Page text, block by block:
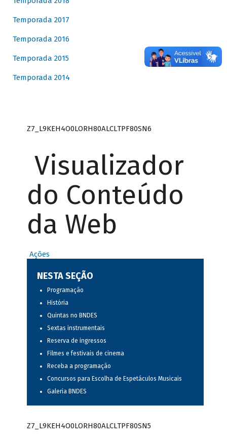
Temporada 2017
Temporada 2016
Temporada 2015
Temporada 2014
Z7_L9KEH4O0LORH80ALCLTPF80SN6
Visualizador
do Conteúdo
da Web
Ações
NESTA SEÇÃO
Programação
História
Quintas no BNDES
Sextas instrumentais
Reserva de ingressos
Filmes e festivais de cinema
Receba a programação
Concursos para Escolha de Espetáculos Musicais
Galeria BNDES
Z7_L9KEH4O0LORH80ALCLTPF80SN5